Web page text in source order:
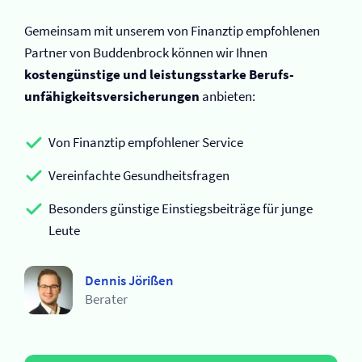
Gemeinsam mit unserem von Finanztip empfohlenen
Partner von Buddenbrock können wir Ihnen
kostengünstige und leistungsstarke Berufs­
unfähigkeits­versicherungen anbieten:
Von Finanztip empfohlener Service
Vereinfachte Gesundheitsfragen
Besonders günstige Einstiegsbeiträge für junge
Leute
Dennis Jörißen
Berater